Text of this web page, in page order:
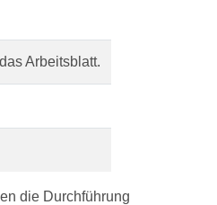
Arbeitsblatt.
die Durchführung